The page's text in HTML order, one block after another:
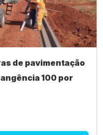
de pavimentação
100 por